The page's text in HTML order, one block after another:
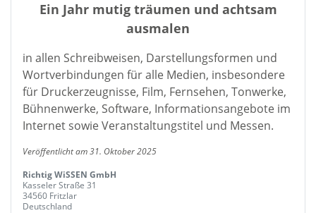
Ein Jahr mutig träumen und achtsam
ausmalen
in allen Schreibweisen, Darstellungsformen und
Wortverbindungen für alle Medien, insbesondere
für Druckerzeugnisse, Film, Fernsehen, Tonwerke,
Bühnenwerke, Software, Informationsangebote im
Internet sowie Veranstaltungstitel und Messen.
Veröffentlicht am 31. Oktober 2025
Richtig WiSSEN GmbH
Kasseler Straße 31
34560 Fritzlar
Deutschland